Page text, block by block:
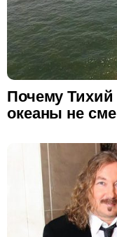
Почему Тихий
океаны не